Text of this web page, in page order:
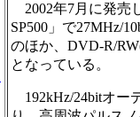
2002年7月に発売
SP500」で27MHz/
のほか、DVD-R/
となっている。
192kHz/24bitオー